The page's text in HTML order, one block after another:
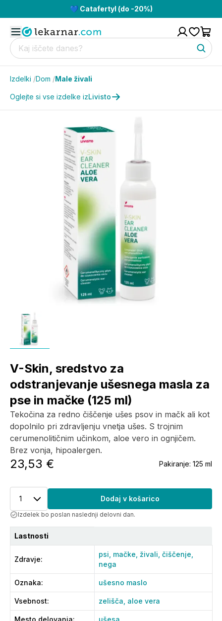
💙 Catafertyl (do -20%)
Izdelki /Dom /Male živali
Oglejte si vse izdelke izLivisto
V-Skin, sredstvo za
odstranjevanje ušesnega masla za
pse in mačke (125 ml)
Tekočina za redno čiščenje ušes psov in mačk ali kot
dopolnilo pri zdravljenju vnetja ušes. S trojnim
cerumenolitičnim učinkom, aloe vero in ognjičem.
Brez vonja, hipoalergen.
23,53 € Pakiranje: 125 ml
1 Dodaj v košarico
Izdelek bo poslan naslednji delovni dan.
Lastnosti
Zdravje:
psi, mačke, živali, čiščenje,
nega
Oznaka: ušesno maslo
Vsebnost: zelišča, aloe vera
Mesto delovanja: ušesa